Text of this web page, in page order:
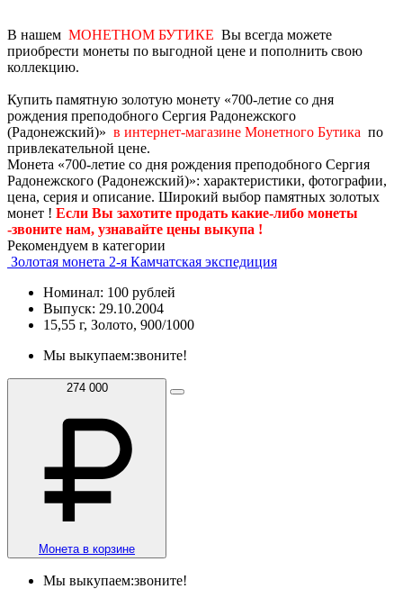
В нашем МОНЕТНОМ БУТИКЕ Вы всегда можете
приобрести монеты по выгодной цене и пополнить свою
коллекцию.
Купить памятную золотую монету «700-летие со дня
рождения преподобного Сергия Радонежского
(Радонежский)» в интернет-магазине Монетного Бутика по
привлекательной цене.
Монета «700-летие со дня рождения преподобного Сергия
Радонежского (Радонежский)»: характеристики, фотографии,
цена, серия и описание. Широкий выбор памятных золотых
монет ! Если Вы захотите продать какие-либо монеты
-звоните нам, узнавайте цены выкупа !
Рекомендуем в категории
Золотая монета 2-я Камчатская экспедиция
Номинал: 100 рублей
Выпуск: 29.10.2004
15,55 г, Золото, 900/1000
Мы выкупаем:звоните!
274 000
Монета в корзине
Мы выкупаем:звоните!